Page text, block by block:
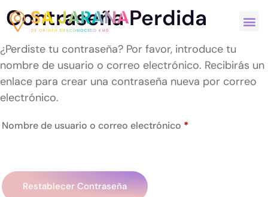
Contraseña Perdida
¿Perdiste tu contraseña? Por favor, introduce tu
nombre de usuario o correo electrónico. Recibirás un
enlace para crear una contraseña nueva por correo
electrónico.
Nombre de usuario o correo electrónico *
Restablecer Contraseña